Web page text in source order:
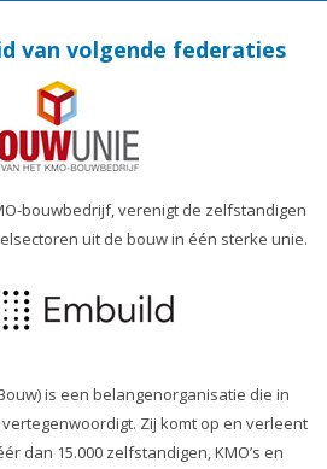
van volgende federaties
bouwbedrijf, verenigt de zelfstandigen
uit de bouw in één sterke unie.
is een belangenorganisatie die in
Zij komt op en verleent
dan 15.000 zelfstandigen, KMO’s en